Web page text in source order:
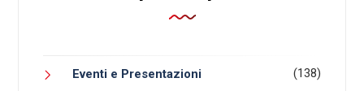
Eventi e Presentazioni (138)